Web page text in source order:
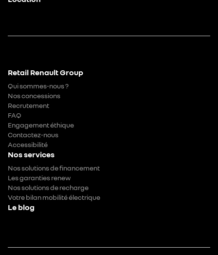
Retail Renault Group
Qui sommes-nous ?
Nos concessions
Recrutement
FAQ
Engagement éthique
Contactez-nous
Accessibilité
Nos services
Nos solutions de financement
Les garanties renew
Nos solutions de recharge
Votre bilan mobilité électrique
Le blog